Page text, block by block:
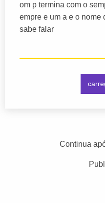
om p termina com o
empre e um a e o nome
sabe falar
Continua